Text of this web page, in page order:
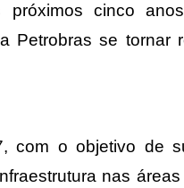
próximos cinco
Petrobras se tornar
com o objetivo de
nas